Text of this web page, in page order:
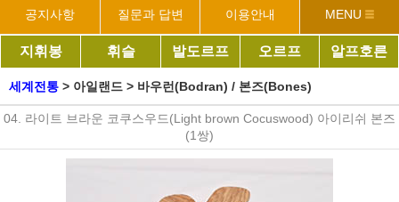
공지사항 질문과 답변 이용안내 MENU
지휘봉 휘슬 발도르프 오르프 알프호른
세계전통 > 아일랜드 > 바우런(Bodran) / 본즈(Bones)
04. 라이트 브라운 코쿠스우드(Light brown Cocuswood) 아이리쉬 본즈
(1쌍)